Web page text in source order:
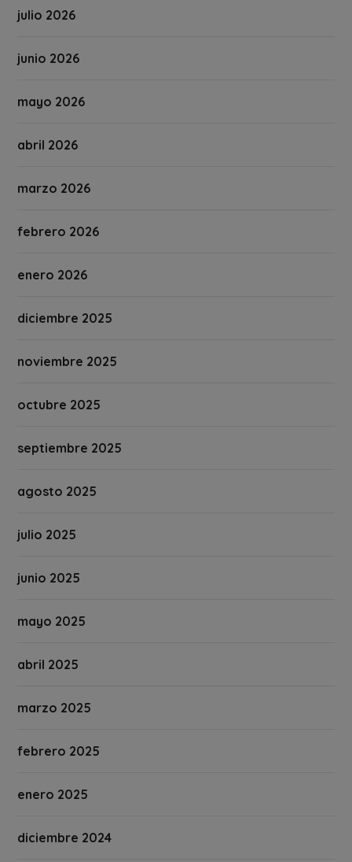
julio 2026
junio 2026
mayo 2026
abril 2026
marzo 2026
febrero 2026
enero 2026
diciembre 2025
noviembre 2025
octubre 2025
septiembre 2025
agosto 2025
julio 2025
junio 2025
mayo 2025
abril 2025
marzo 2025
febrero 2025
enero 2025
diciembre 2024